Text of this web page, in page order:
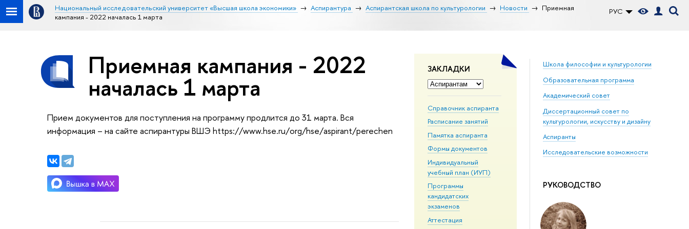
РУС
Национальный исследовательский университет «Высшая школа экономики» Аспирантура Аспирантская школа по культурологии Новости
Приемная
кампания - 2022 началась 1 марта
ЗАКЛАДКИ
Справочник аспиранта
Расписание занятий
Памятка аспиранта
Формы документов
Индивидуальный
учебный план (ИУП)
Программы
кандидатских
экзаменов
Аттестация
Школа философии и культурологии
Образовательная программа
Академический совет
Диссертационный совет по
культурологии, искусству и дизайну
Аспиранты
Исследовательские возможности
РУКОВОДСТВО
Приемная кампания - 2022
началась 1 марта
Прием документов для поступления на программу продлится до 31 марта. Вся
информация – на сайте аспирантуры ВШЭ https://www.hse.ru/org/hse/aspirant/perechen